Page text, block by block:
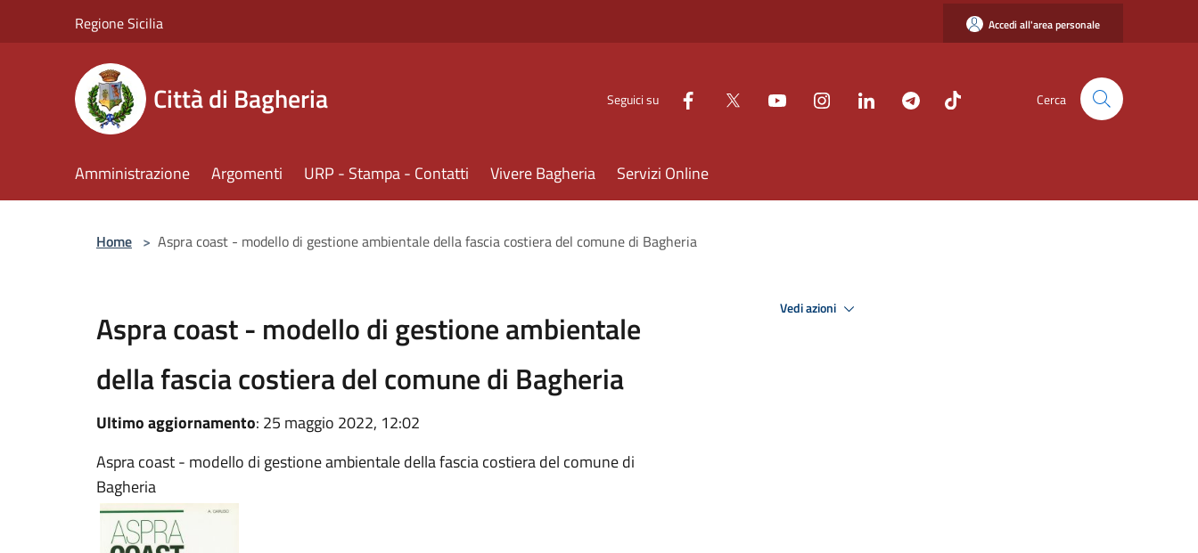
Regione Sicilia Accedi all'area personale
Città di Bagheria Seguici su Cerca
Amministrazione Argomenti URP - Stampa - Contatti Vivere Bagheria Servizi Online
Home > Aspra coast - modello di gestione ambientale della fascia costiera del comune di Bagheria
Aspra coast - modello di gestione ambientale
della fascia costiera del comune di Bagheria
Ultimo aggiornamento: 25 maggio 2022, 12:02
Aspra coast - modello di gestione ambientale della fascia costiera del comune di
Bagheria
Vedi azioni